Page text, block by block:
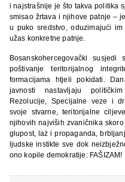
i najstrašnije je što takva politika
smisao žrtava i njihove patnje –
u puko sredstvo, oduzimajući
užas konkretne patnje.
Bosanskohercegovački
poštivanje teritorijalnog
formacijama htjeli pokidati.
javnosti nastavljaju
Rezolucije, Specijalne veze i
svoje stvarne, teritorijalne
njihovih najviših zvaničnika
glupost, laż i propaganda,
ljudske instikte sve dok
ono kopile demokratije: FAŠIZAM!